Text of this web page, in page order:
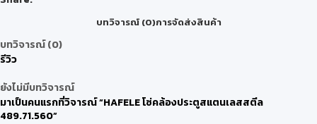
บทวิจารณ์ (0)การจัดส่งสินค้า
บทวิจารณ์ (0)
รีวิว
ยังไม่มีบทวิจารณ์
มาเป็นคนแรกที่วิจารณ์ “HAFELE โซ่คล้องประตูสแตนเลสสตีล
489.71.560”